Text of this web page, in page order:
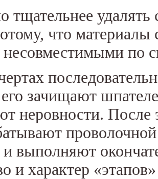
тщательнее удалять
что
несовместимыми по
зачищают
неровности.
выполняют
и характер